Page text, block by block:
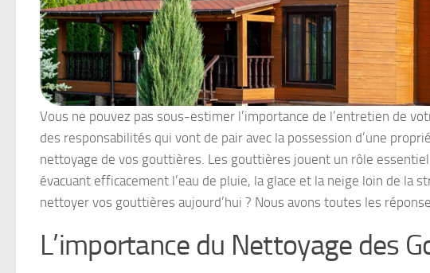
Vous ne pouvez pas sous-estimer l’importance de l’entretien de
des responsabilités qui vont de pair avec la possession d’une
nettoyage de vos gouttières. Les gouttières jouent un rôle
évacuant efficacement l’eau de pluie, la glace et la neige loin de la
nettoyer vos gouttières aujourd’hui ? Nous avons toutes les
L’importance du Nettoyage des